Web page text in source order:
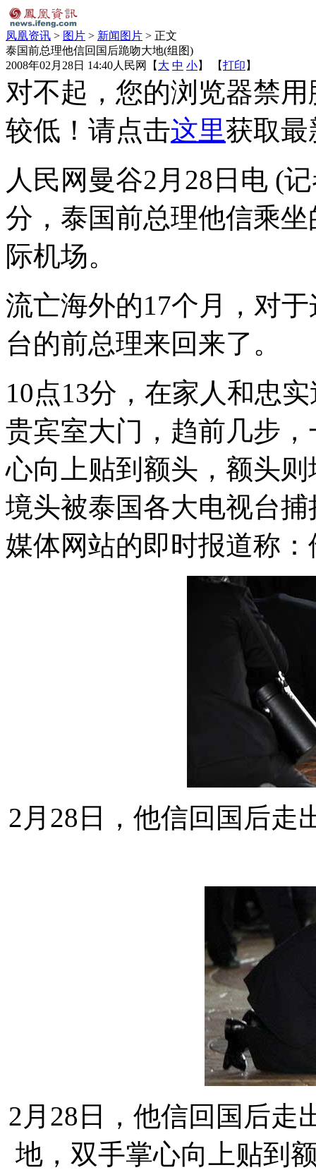
凤凰资讯 > 图片 > 新闻图片 > 正文
泰国前总理他信回国后跪吻大地(组图)
2008年02月28日 14:40人民网 【 大 中 小】 【打印 】
对不起，您的浏览器禁
较低！请点击这里获取最
人民网曼谷2月28日电 (
分，泰国前总理他信乘
际机场。
流亡海外的17个月，对
台的前总理来回来了。
10点13分，在家人和忠
贵宾室大门，趋前几步
心向上贴到额头，额头
境头被泰国各大电视台
媒体网站的即时报道称
2月28日，他信回国后走
2月28日，他信回国后走
地，双手掌心向上贴到